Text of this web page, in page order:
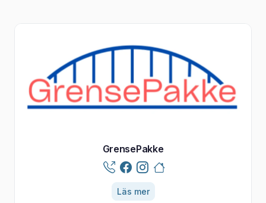
GrensePakke
Läs mer